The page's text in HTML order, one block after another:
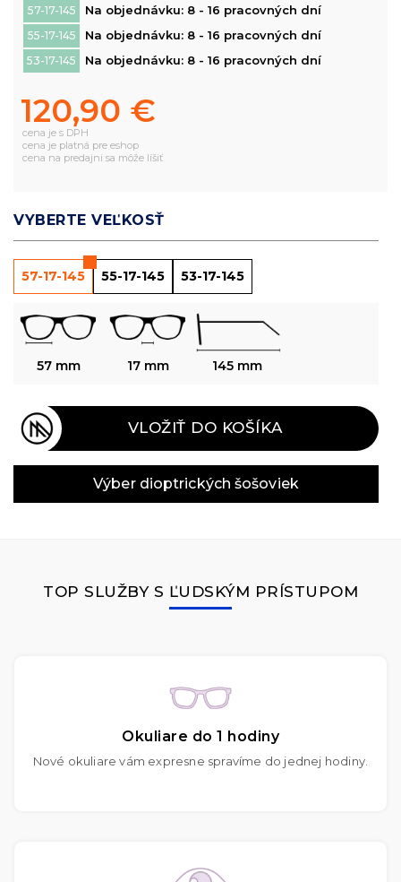
57-17-145 Na objednávku: 8 - 16 pracovných dní
55-17-145 Na objednávku: 8 - 16 pracovných dní
53-17-145 Na objednávku: 8 - 16 pracovných dní
120,90 €
cena je s DPH
cena je platná pre eshop
cena na predajni sa môže líšiť
VYBERTE VEĽKOSŤ
57-17-145 55-17-145 53-17-145
57 mm 17 mm 145 mm
VLOŽIŤ DO KOŠÍKA
Výber dioptrických šošoviek
TOP SLUŽBY S ĽUDSKÝM PRÍSTUPOM
Okuliare do 1 hodiny
Nové okuliare vám expresne spravíme do jednej hodiny.